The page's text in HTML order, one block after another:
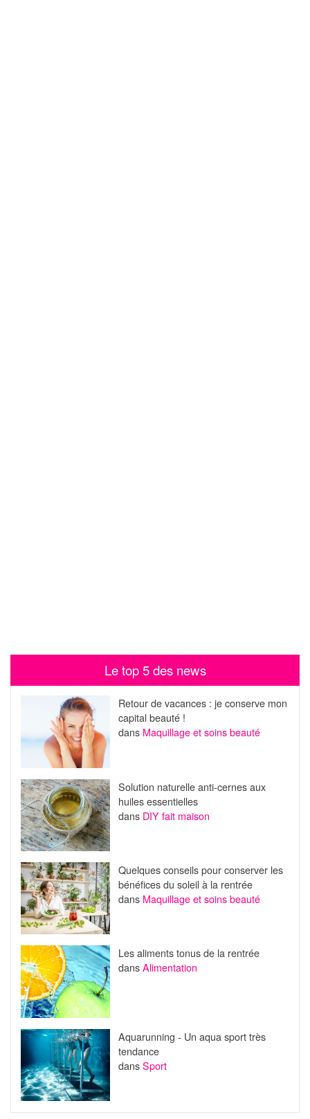
Le top 5 des news
Retour de vacances : je conserve mon
capital beauté !
dans Maquillage et soins beauté
Solution naturelle anti-cernes aux
huiles essentielles
dans DIY fait maison
Quelques conseils pour conserver les
bénéfices du soleil à la rentrée
dans Maquillage et soins beauté
Les aliments tonus de la rentrée
dansAlimentation
Aquarunning - Un aqua sport très
tendance
dansSport